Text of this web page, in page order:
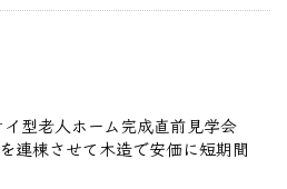
型老人ホーム完成直前見学会
連棟させて木造で安価に短期間